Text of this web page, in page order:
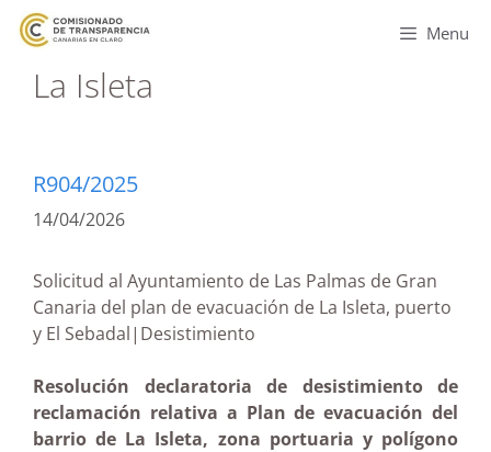
Menu
La Isleta
R904/2025
14/04/2026
Solicitud al Ayuntamiento de Las Palmas de Gran
Canaria del plan de evacuación de La Isleta, puerto
y El Sebadal|Desistimiento
Resolución declaratoria de desistimiento de
reclamación relativa a Plan de evacuación del
barrio de La Isleta, zona portuaria y polígono